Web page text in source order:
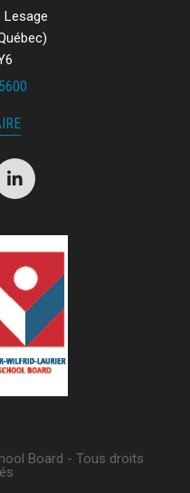
Lesage
Board - Tous droits